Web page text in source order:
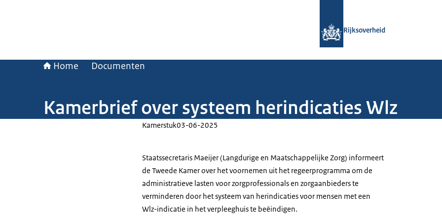
Rijksoverheid
Home Documenten
Kamerbrief over systeem herindicaties Wlz
Kamerstuk03-06-2025
Staatssecretaris Maeijer (Langdurige en Maatschappelijke Zorg) informeert
de Tweede Kamer over het voornemen uit het regeerprogramma om de
administratieve lasten voor zorgprofessionals en zorgaanbieders te
verminderen door het systeem van herindicaties voor mensen met een
Wlz-indicatie in het verpleeghuis te beëindigen.